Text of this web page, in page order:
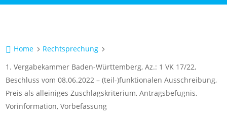
 Home 5 Rechtsprechung 5
1. Vergabekammer Baden-Württemberg, Az.: 1 VK 17/22,
Beschluss vom 08.06.2022 – (teil-)funktionalen Ausschreibung,
Preis als alleiniges Zuschlagskriterium, Antragsbefugnis,
Vorinformation, Vorbefassung